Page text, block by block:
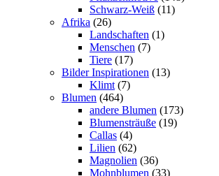
Schwarz-Weiß (11)
Afrika (26)
Landschaften (1)
Menschen (7)
Tiere (17)
Bilder Inspirationen (13)
Klimt (7)
Blumen (464)
andere Blumen (173)
Blumensträuße (19)
Callas (4)
Lilien (62)
Magnolien (36)
Mohnblumen (33)